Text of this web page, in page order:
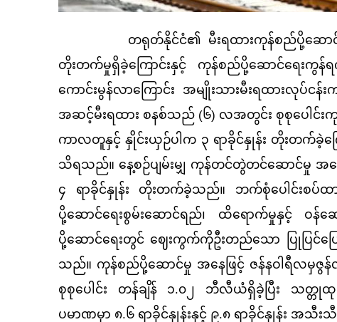
တရုတ်နိုင်ငံ၏ မီးရထားကုန်စည်ပို့ဆောင်မှု
တိုးတက်မှုရှိခဲ့ကြောင်းနှင့် ကုန်စည်ပို့ဆောင်ရေးကွ
ကောင်းမွန်လာကြောင်း အမျိုးသားမီးရထားလုပ်င
အဆင့်မီးရထား စနစ်သည် (၆) လအတွင်း စုစုပေါင်း
ကာလတူနှင့် နှိုင်းယှဉ်ပါက ၃ ရာခိုင်နှုန်း တိုးတက်ခဲ့ကြေ
သိရသည်။ နေ့စဉ်ပျမ်းမျှ ကုန်တင်တွဲတင်ဆောင်မှု
၄ ရာခိုင်နှုန်း တိုးတက်ခဲ့သည်။ ဘက်စုံပေါင်းစပ်
ပို့ဆောင်ရေးစွမ်းဆောင်ရည်၊ ထိရောက်မှုနှင့် ဝ
ပို့ဆောင်ရေးတွင် ဈေးကွက်ကိုဦးတည်သော ပြုပြင်ပြ
သည်။ ကုန်စည်ပို့ဆောင်မှု အနေဖြင့် ဇန်နဝါရီလမှ
စုစုပေါင်း တန်ချိန် ၁.၀၂ ဘီလီယံရှိခဲ့ပြီး သတ္တု
ပမာဏမှာ ၈.၆ ရာခိုင်နှုန်းနှင့် ၉.၈ ရာခိုင်နှုန်း အသီး